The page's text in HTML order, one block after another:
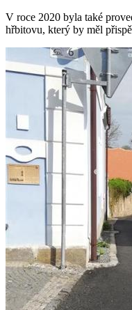
V roce 2020 byla také
hřbitovu, který by měl